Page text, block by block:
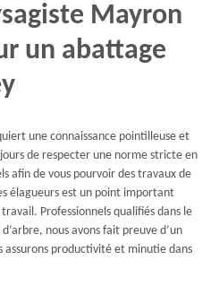
Mayron
un abattage
une connaissance pointilleuse et
de respecter une norme stricte en
afin de vous pourvoir des travaux de
élagueurs est un point important
Professionnels qualifiés dans le
nous avons fait preuve d’un
assurons productivité et minutie dans